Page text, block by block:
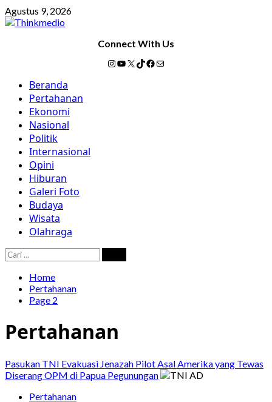
Skip
to
Agustus 9, 2026
Connect With Us
Instagram
YouTube
X TikTok
Facebook
Mail
Primary
Menu
Beranda
Pertahanan
Ekonomi
Nasional
Politik
Internasional
Opini
Hiburan
Galeri Foto
Budaya
Wisata
Olahraga
Cari
untuk:
Home
Pertahanan
Page 2
Pertahanan
Pasukan TNI Evakuasi Jenazah Pilot Asal Amerika yang Tewas
Diserang OPM di Papua Pegunungan
Pertahanan